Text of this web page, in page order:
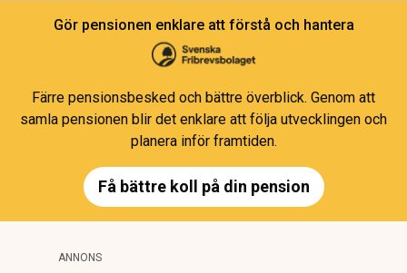
Gör pensionen enklare att förstå och hantera
Färre pensionsbesked och bättre överblick. Genom att
samla pensionen blir det enklare att följa utvecklingen och
planera inför framtiden.
Få bättre koll på din pension
ANNONS